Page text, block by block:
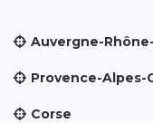
Auvergne-
Provence-Alpes-
Corse